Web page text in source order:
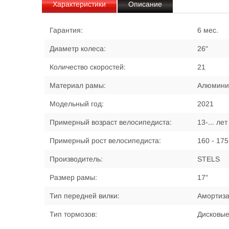
Характеристики Описание
Гарантия: 6 мес.
Диаметр колеса: 26"
Количество скоростей: 21
Материал рамы:
Модельный год: 2021
Примерный возраст велосипедиста: 13-... лет
Примерный рост велосипедиста: 160 -
Производитель: STELS
Размер рамы: 17"
Тип передней вилки:
Тип тормозов: Дисковые